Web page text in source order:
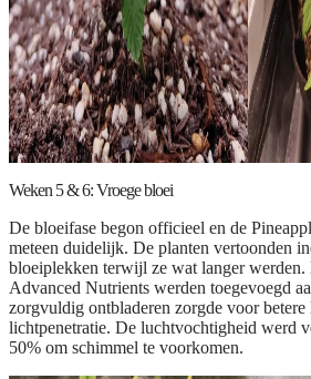
Weken 5 & 6: Vroege bloei
De bloeifase begon officieel en de
meteen duidelijk. De planten vertoonden
bloeiplekken terwijl ze wat langer werden.
Advanced Nutrients werden toegevoegd
zorgvuldig ontbladeren zorgde voor
lichtpenetratie. De luchtvochtigheid werd
50% om schimmel te voorkomen.